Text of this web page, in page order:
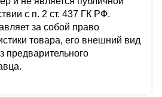
с п. 2 ст. 437 ГК РФ.
за собой право
товара, его внешний вид
предварительного